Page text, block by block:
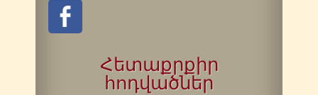
Հետաքրքիր
հոդվածներ